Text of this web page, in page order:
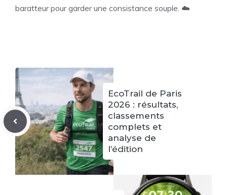
baratteur pour garder une consistance souple. ☁️
EcoTrail de Paris
2026 : résultats,
classements
complets et
analyse de
l’édition